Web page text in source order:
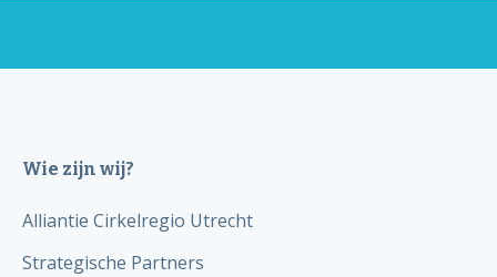
Wie zijn wij?
Alliantie Cirkelregio Utrecht
Strategische Partners